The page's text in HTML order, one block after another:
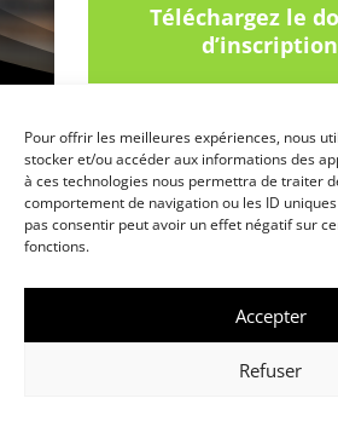
Pour offrir les meilleures expériences, nous
stocker et/ou accéder aux informations des
à ces technologies nous permettra de traiter
comportement de navigation ou les ID
pas consentir peut avoir un effet négatif sur
fonctions.
Accepter
Refuser
Téléchargez le
d’inscription
©Collège Saint-Joseph La Salle Landivisiau-
de cookies- Réalisation :